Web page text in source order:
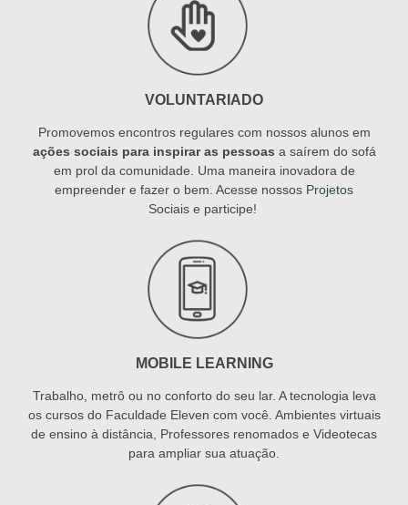
VOLUNTARIADO
Promovemos encontros regulares com nossos alunos em
ações sociais para inspirar as pessoas a saírem do sofá
em prol da comunidade. Uma maneira inovadora de
empreender e fazer o bem. Acesse nossos Projetos
Sociaise participe!
MOBILE LEARNING
Trabalho, metrô ou no conforto do seu lar. A tecnologia leva
os cursos do Faculdade Eleven com você. Ambientes virtuais
de ensino à distância, Professores renomados e Videotecas
para ampliar sua atuação.